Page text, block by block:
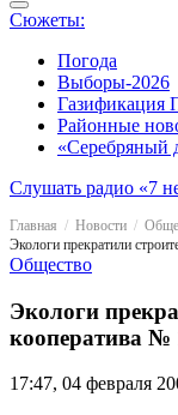
Сюжеты:
Погода
Выборы-2026
Газификация
Районные
«Серебряный
Слушать радио «7
Главная Новости
Общество
Экологи
кооператива №
17:47, 04 февраля